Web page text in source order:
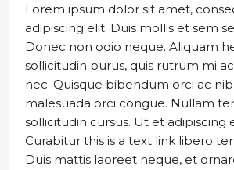
Lorem ipsum dolor sit amet,
adipiscing elit. Duis mollis et sem
Donec non odio neque. Aliquam
sollicitudin purus, quis rutrum mi
nec. Quisque bibendum orci ac
malesuada orci congue. Nullam
sollicitudin cursus. Ut et adipiscing
Curabitur this is a text link libero
Duis mattis laoreet neque, et